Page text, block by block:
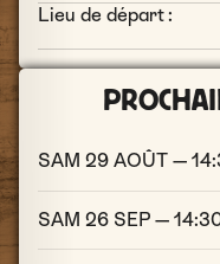
Lieu de départ :
SAM 29 AOÛT —
SAM 26 SEP —